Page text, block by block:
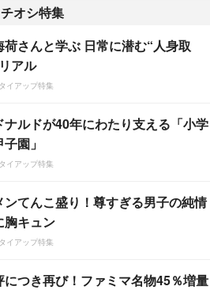
オシ特集
荷さんと学ぶ 日常に潜む“人身取
アル
イアップ特集
ナルドが40年にわたり支える「小学
園」
イアップ特集
ンてんこ盛り！尊すぎる男子の純情
胸キュン
イアップ特集
につき再び！ファミマ名物45％増量